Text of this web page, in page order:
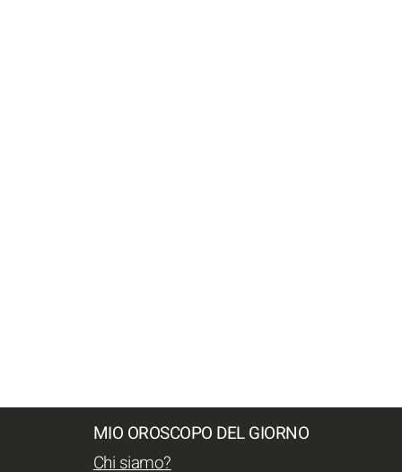
MIO OROSCOPO DEL GIORNO
Chi siamo?